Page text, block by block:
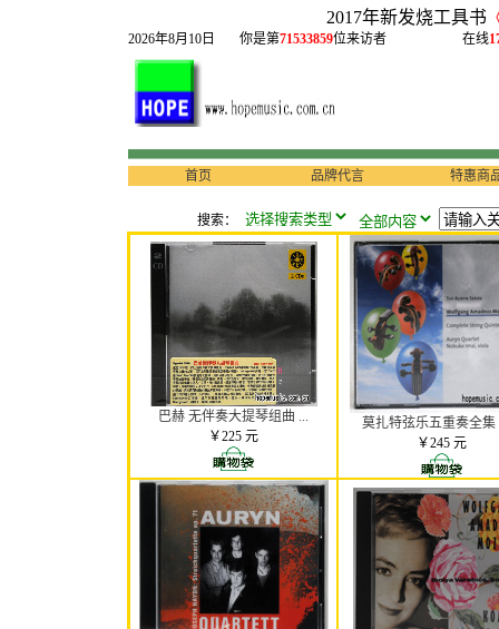
2017年新发烧工具书
2026年8月10日 你是第71533859位来访者 在线
首页 品牌代言 特惠商
搜索：
巴赫 无伴奏大提琴组曲 ...
￥225 元
莫扎特弦乐五重奏全集
￥245 元